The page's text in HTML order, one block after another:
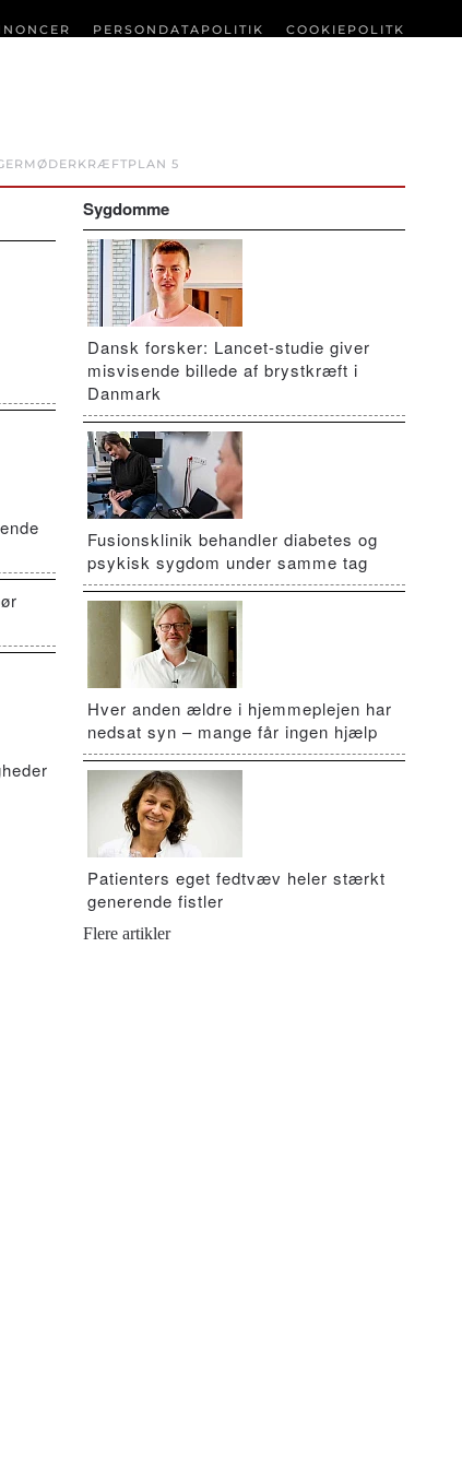
PERSONDATAPOLITIK COOKIEPOLITK
MØDER KRÆFTPLAN 5
Sygdomme
Dansk forsker: Lancet-studie giver
misvisende billede af brystkræft i
Danmark
Fusionsklinik behandler diabetes og
psykisk sygdom under samme tag
Hver anden ældre i hjemmeplejen har
nedsat syn – mange får ingen hjælp
Patienters eget fedtvæv heler stærkt
generende fistler
Flere artikler